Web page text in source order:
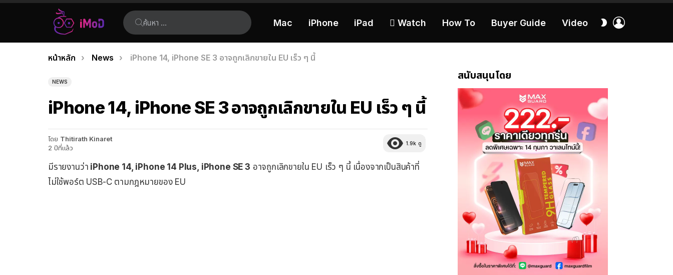
ค้นหา:
Mac iPhone iPad  Watch How To Buyer Guide Video
สลับ
เรื่อง
ล่าสุด
คุณอยู่ที่นี่:
หน้าหลัก News iPhone 14, iPhone SE 3 อาจถูกเลิกขายใน EU เร็ว ๆ นี้
NEWS
iPhone 14, iPhone SE 3 อาจถูกเลิกขายใน EU เร็ว ๆ นี้
โดย Thitirath Kinaret
2 ปีที่แล้ว
1.9k ดู
มีรายงานว่า iPhone 14, iPhone 14 Plus, iPhone SE 3 อาจถูกเลิกขายใน EU เร็ว ๆ นี้ เนื่องจากเป็นสินค้าที่
ไม่ใช้พอร์ต USB-C ตามกฎหมายของ EU
สนับสนุนโดย